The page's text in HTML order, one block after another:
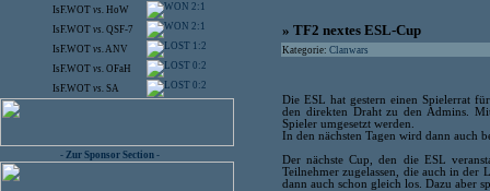
IsF.WOT vs. HoW 2:1
IsF.WOT vs. QSF-7 2:1
IsF.WOT vs.ANV 1:2
IsF.WOT vs. OFaH 0:2
IsF.WOT vs. SA 0:2
- Zur Sponsor Section -
» TF2 nextes ESL-Cup
Kategorie: Clanwars
Die ESL hat gestern einen Spielerrat
den direkten Draht zu den Admins.
Spieler umgesetzt werden.
In den nächsten Tagen wird dann auch
Der nächste Cup, den die ESL
Teilnehmer zugelassen, die auch in der
dann auch schon gleich los. Dazu aber